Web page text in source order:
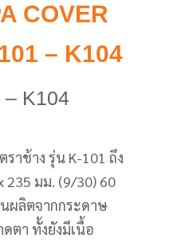
COVER
– K104
K104
ง รุ่น K-101 ถึง
235 มม. (9/30) 60
ผลิตจากกระดาษ
ตา ทั้งยังมีเนื้อ